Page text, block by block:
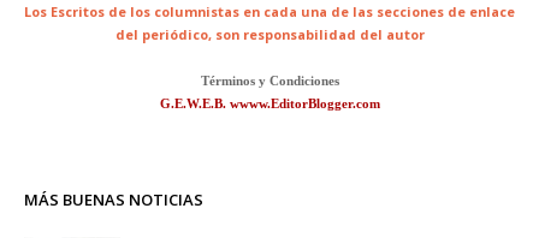
Los Escritos de los columnistas en cada una de las secciones de enlace
del periódico, son responsabilidad del autor
Términos y Condiciones
G.E.W.E.B. wwww.EditorBlogger.com
MÁS BUENAS NOTICIAS